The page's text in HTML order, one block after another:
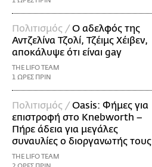
Πολιτισμός / Ο αδελφός της
Αντζελίνα Τζολί, Τζέιμς Χέιβεν,
αποκάλυψε ότι είναι gay
THE LIFO TEAM
1 ΩΡΕΣ ΠΡΙΝ
Πολιτισμός / Oasis: Φήμες για
επιστροφή στο Knebworth –
Πήρε άδεια για μεγάλες
συναυλίες ο διοργανωτής τους
THE LIFO TEAM